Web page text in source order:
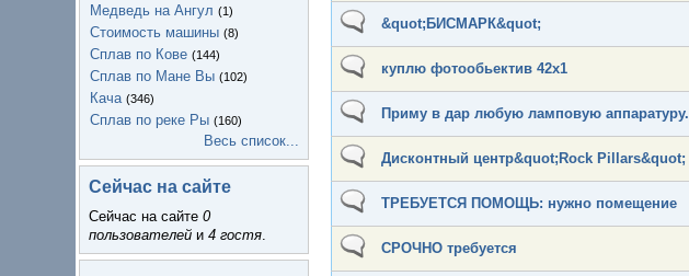
Медведь на Ангул (1)
Стоимость машины (8)
Сплав по Кове (144)
Сплав по Мане Вы (102)
Кача (346)
Сплав по реке Ры (160)
Весь список...
Сейчас на сайте
Сейчас на сайте 0
пользователей и 4 гостя.
&quot;БИСМАРК&quot;
куплю фотообьектив 42х1
Приму в дар любую ламповую аппаратуру.
Дисконтный центр&quot;Rock Pillars&quot;
ТРЕБУЕТСЯ ПОМОЩЬ: нужно помещение
СРОЧНО требуется